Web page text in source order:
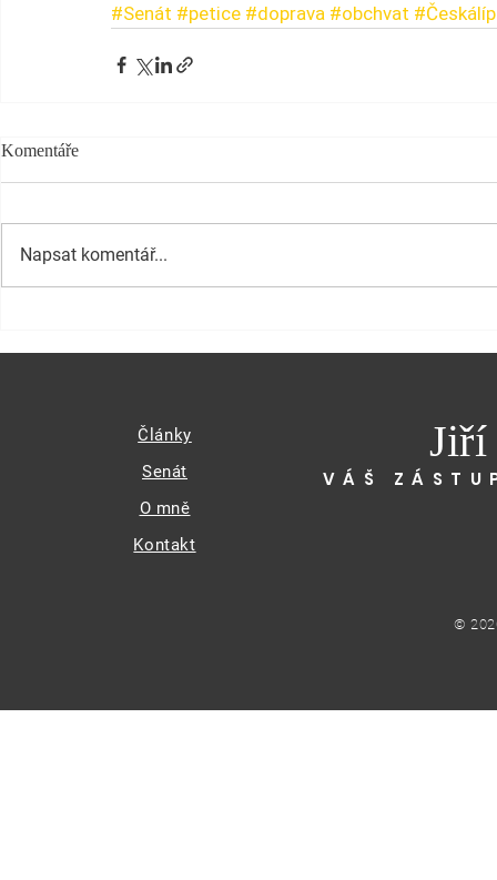
#Senát #petice #doprava #obchvat
Komentáře
Napsat komentář...
Články
Senát
O mně
Kontakt
Jiří
VÁŠ
©